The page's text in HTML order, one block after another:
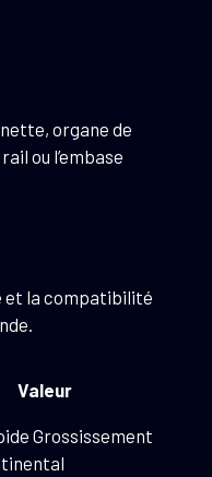
organe de
ou l’embase
et la compatibilité
Valeur
Grossissement